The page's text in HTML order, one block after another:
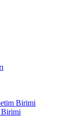
Birimi
Birimi